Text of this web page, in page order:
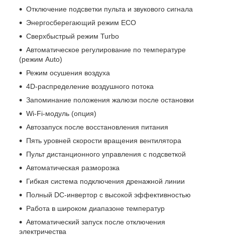
Отключение подсветки пульта и звукового сигнала
Энергосберегающий режим ECO
Сверхбыстрый режим Turbo
Автоматическое регулирование по температуре
(режим Auto)
Режим осушения воздуха
4D-распределение воздушного потока
Запоминание положения жалюзи после остановки
Wi-Fi-модуль (опция)
Автозапуск после восстановления питания
Пять уровней скорости вращения вентилятора
Пульт дистанционного управления с подсветкой
Автоматическая разморозка
Гибкая система подключения дренажной линии
Полный DC-инвертор с высокой эффективностью
Работа в широком диапазоне температур
Автоматический запуск после отключения
электричества